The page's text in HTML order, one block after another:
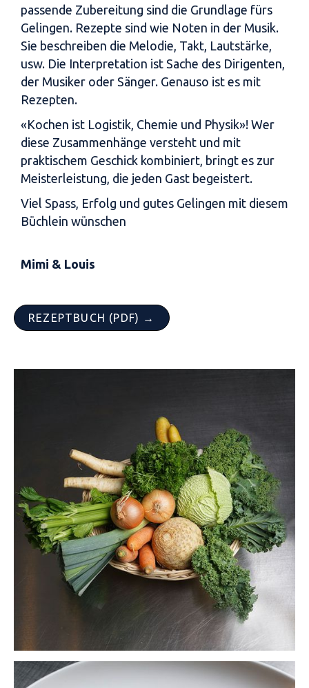
passende Zubereitung sind die Grundlage fürs
Gelingen. Rezepte sind wie Noten in der Musik.
Sie beschreiben die Melodie, Takt, Lautstärke,
usw. Die Interpretation ist Sache des Dirigenten,
der Musiker oder Sänger. Genauso ist es mit
Rezepten.
«Kochen ist Logistik, Chemie und Physik»! Wer
diese Zusammenhänge versteht und mit
praktischem Geschick kombiniert, bringt es zur
Meisterleistung, die jeden Gast begeistert.
Viel Spass, Erfolg und gutes Gelingen mit diesem
Büchlein wünschen
Mimi & Louis
REZEPTBUCH (PDF) →